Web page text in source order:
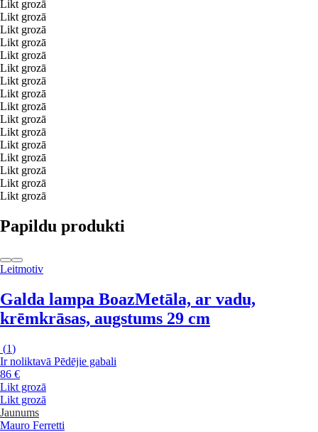
Likt grozā
Likt grozā
Likt grozā
Likt grozā
Likt grozā
Likt grozā
Likt grozā
Likt grozā
Likt grozā
Likt grozā
Likt grozā
Likt grozā
Likt grozā
Likt grozā
Likt grozā
Likt grozā
Papildu produkti
Leitmotiv
Galda lampa BoazMetāla, ar vadu,
krēmkrāsas, augstums 29 cm
(1)
Ir noliktavā Pēdējie gabali
86 €
Likt grozā
Likt grozā
Jaunums
Mauro Ferretti